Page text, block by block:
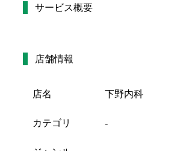
サービス概要
店舗情報
店名 下野内科
カテゴリ -